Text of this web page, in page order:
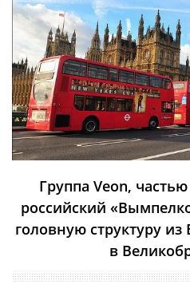
Группа Veon,
российский
головную структуру
в